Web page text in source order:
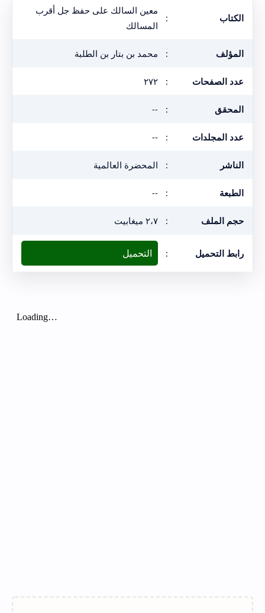
الكتاب :
معين السالك على حفظ جل أقرب
المسالك
المؤلف : محمد بن بتار بن الطلبة
عدد الصفحات : ٢٧٢
المحقق :
--
عدد المجلدات :
--
الناشر : المحضرة العالمية
الطبعة :
--
حجم الملف : ٢،٧ ميغابيت
رابط التحميل : التحميل